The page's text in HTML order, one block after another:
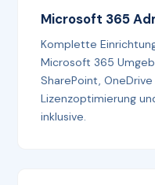
Microsoft 365
Komplette
Microsoft 365
SharePoint,
Lizenzoptimierung
inklusive.